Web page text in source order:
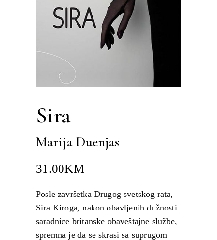
Sira
Marija Duenjas
31.00KM
Posle završetka Drugog svetskog rata,
Sira Kiroga, nakon obavljenih dužnosti
saradnice britanske obaveštajne službe,
spremna je da se skrasi sa suprugom